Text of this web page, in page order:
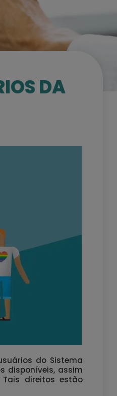
DA
do Sistema
disponíveis, assim
direitos estão